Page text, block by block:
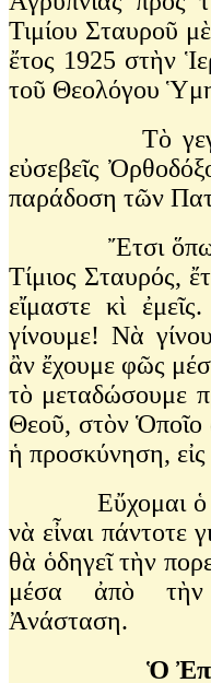
Τιμίου Σταυροῦ
ἔτος 1925 στὴν
τοῦ Θεολόγου
Τὸ γεγονὸς
εὐσεβεῖς
παράδοση τῶν
Ἔτσι ὅπως
Τίμιος Σταυρός,
εἴμαστε κὶ
γίνουμε! Νὰ
ἂν ἔχουμε φῶς
τὸ μεταδώσουμε
Θεοῦ, στὸν Ὁποῖο
ἡ προσκύνηση,
Εὔχομαι ὁ
νὰ εἶναι πάντοτε
θὰ ὁδηγεῖ τὴν
μέσα ἀπὸ
Ἀνάσταση.
Ὁ